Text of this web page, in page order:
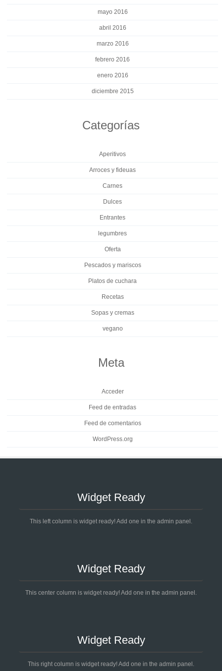
mayo 2016
abril 2016
marzo 2016
febrero 2016
enero 2016
diciembre 2015
Categorías
Aperitivos
Arroces y fideuas
Carnes
Dulces
Entrantes
legumbres
Oferta
Pescados y mariscos
Platos de cuchara
Recetas
Sopas y cremas
vegano
Meta
Acceder
Feed de entradas
Feed de comentarios
WordPress.org
Widget Ready
This left column is widget ready! Add one in the admin panel.
Widget Ready
This center column is widget ready! Add one in the admin panel.
Widget Ready
This right column is widget ready! Add one in the admin panel.